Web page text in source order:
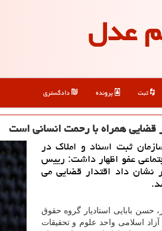
عدل
ثبت پرونده دادگستری
قضایی همراه با رحمت انسانی است
ثبت اسناد و املاک در
عفو اظهار داشت: رییس
نشان داد اقتدار قضایی می
بابایی استادیار گروه حقوق
اسلامی واحد علوم و تحقیقات